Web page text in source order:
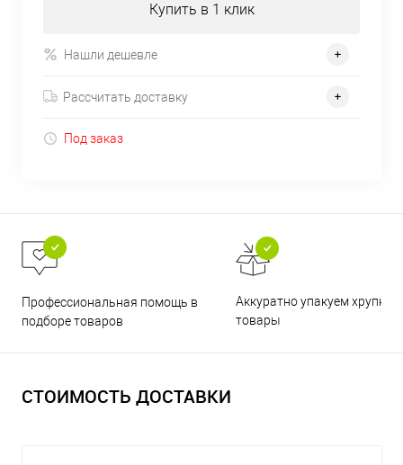
Купить в 1 клик
Нашли дешевле
Рассчитать доставку
Под заказ
Профессиональная помощь в
подборе товаров
Аккуратно упакуем хрупкие
товары
СТОИМОСТЬ ДОСТАВКИ